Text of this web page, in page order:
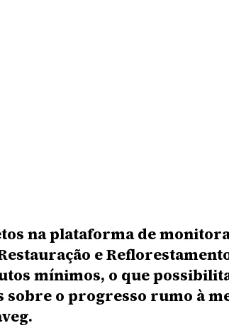
na plataforma de
e
mínimos, o que
sobre o progresso rumo à